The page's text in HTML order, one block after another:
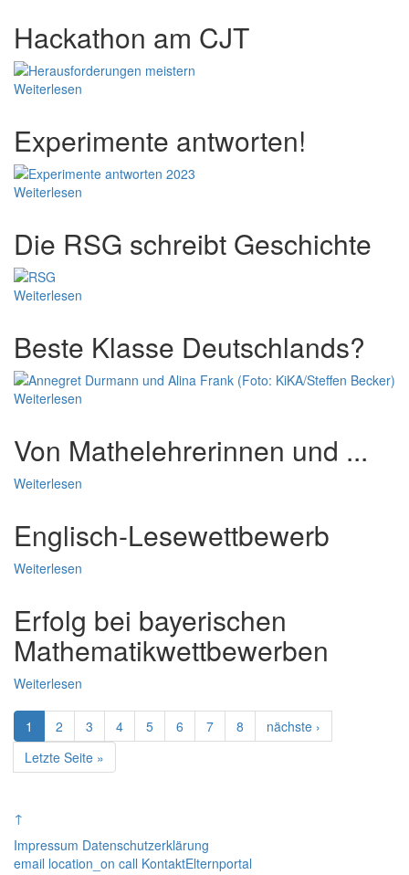
Hackathon am CJT
Weiterlesen
Experimente antworten!
Weiterlesen
Die RSG schreibt Geschichte
Weiterlesen
Beste Klasse Deutschlands?
Weiterlesen
Von Mathelehrerinnen und ...
Weiterlesen
Englisch-Lesewettbewerb
Weiterlesen
Erfolg bei bayerischen
Mathematikwettbewerben
Weiterlesen
Seitennummerierung
Aktuelle
Seite
1 Page
2 Page
3 Page
4 Page
5 Page
6 Page
7 Page
8
Nächste
Seite
nächste ›
Letzte
Seite
Letzte Seite »
↑
Impressum Datenschutzerklärung
email location_on call KontaktElternportal